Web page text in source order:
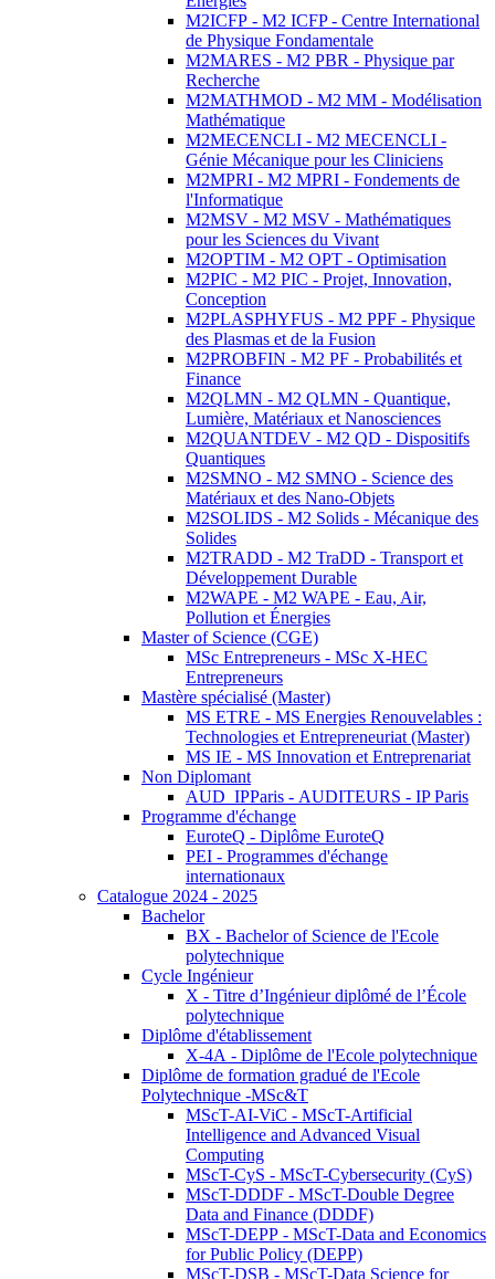
M2ICFP - M2 ICFP - Centre International
de Physique Fondamentale
M2MARES - M2 PBR - Physique par
Recherche
M2MATHMOD - M2 MM - Modélisation
Mathématique
M2MECENCLI - M2 MECENCLI -
Génie Mécanique pour les Cliniciens
M2MPRI - M2 MPRI - Fondements de
l'Informatique
M2MSV - M2 MSV - Mathématiques
pour les Sciences du Vivant
M2OPTIM - M2 OPT - Optimisation
M2PIC - M2 PIC - Projet, Innovation,
Conception
M2PLASPHYFUS - M2 PPF - Physique
des Plasmas et de la Fusion
M2PROBFIN - M2 PF - Probabilités et
Finance
M2QLMN - M2 QLMN - Quantique,
Lumière, Matériaux et Nanosciences
M2QUANTDEV - M2 QD - Dispositifs
Quantiques
M2SMNO - M2 SMNO - Science des
Matériaux et des Nano-Objets
M2SOLIDS - M2 Solids - Mécanique des
Solides
M2TRADD - M2 TraDD - Transport et
Développement Durable
M2WAPE - M2 WAPE - Eau, Air,
Pollution et Énergies
Master of Science (CGE)
MSc Entrepreneurs - MSc X-HEC
Entrepreneurs
Mastère spécialisé (Master)
MS ETRE - MS Energies Renouvelables :
Technologies et Entrepreneuriat (Master)
MS IE - MS Innovation et Entreprenariat
Non Diplomant
AUD_IPParis - AUDITEURS - IP Paris
Programme d'échange
EuroteQ - Diplôme EuroteQ
PEI - Programmes d'échange
internationaux
Catalogue 2024 - 2025
Bachelor
BX - Bachelor of Science de l'Ecole
polytechnique
Cycle Ingénieur
X - Titre d’Ingénieur diplômé de l’École
polytechnique
Diplôme d'établissement
X-4A - Diplôme de l'Ecole polytechnique
Diplôme de formation gradué de l'Ecole
Polytechnique -MSc&T
MScT-AI-ViC - MScT-Artificial
Intelligence and Advanced Visual
Computing
MScT-CyS - MScT-Cybersecurity (CyS)
MScT-DDDF - MScT-Double Degree
Data and Finance (DDDF)
MScT-DEPP - MScT-Data and Economics
for Public Policy (DEPP)
MScT-DSB - MScT-Data Science for